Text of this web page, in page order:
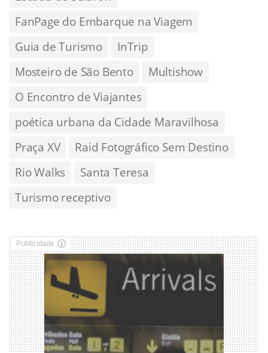
FanPage do Embarque na Viagem
Guia de Turismo
InTrip
Mosteiro de São Bento
Multishow
O Encontro de Viajantes
poética urbana da Cidade Maravilhosa
Praça XV
Raid Fotográfico Sem Destino
Rio Walks
Santa Teresa
Turismo receptivo
Publicidade